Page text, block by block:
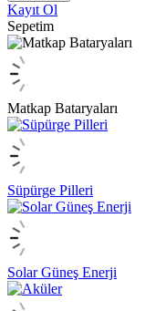
Kayıt Ol
Sepetim
Matkap Bataryaları
Süpürge Pilleri
Solar Güneş Enerji